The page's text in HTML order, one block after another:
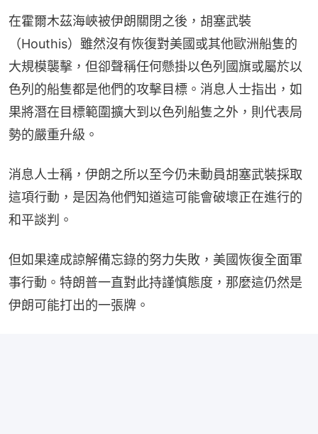
在霍爾木茲海峽被伊朗關閉之後，胡塞武裝
（Houthis）雖然沒有恢復對美國或其他歐洲船隻的
大規模襲擊，但卻聲稱任何懸掛以色列國旗或屬於以
色列的船隻都是他們的攻擊目標。消息人士指出，如
果將潛在目標範圍擴大到以色列船隻之外，則代表局
勢的嚴重升級。
消息人士稱，伊朗之所以至今仍未動員胡塞武裝採取
這項行動，是因為他們知道這可能會破壞正在進行的
和平談判。
但如果達成諒解備忘錄的努力失敗，美國恢復全面軍
事行動。特朗普一直對此持謹慎態度，那麼這仍然是
伊朗可能打出的一張牌。